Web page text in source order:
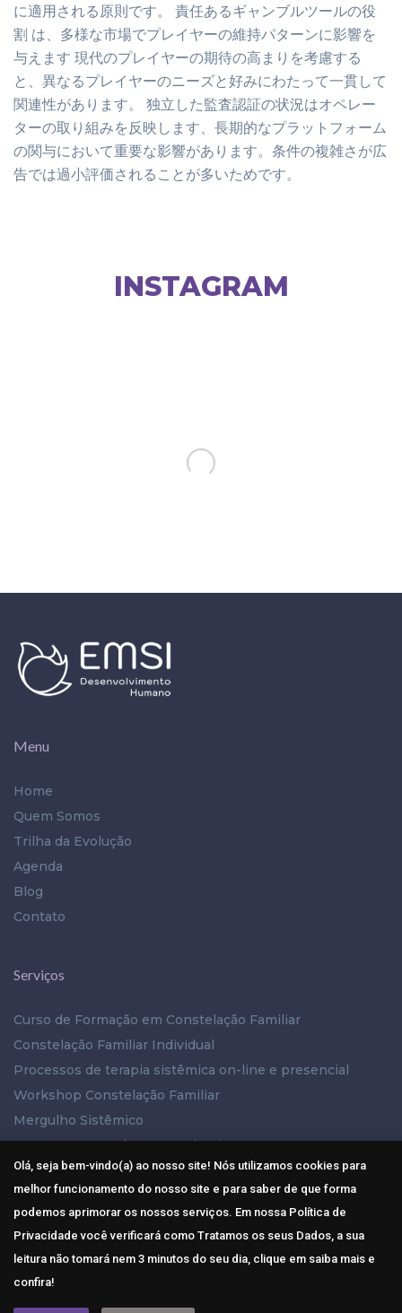
に適用される原則です。 責任あるギャンブルツールの役
割 は、多様な市場でプレイヤーの維持パターンに影響を
与えます 現代のプレイヤーの期待の高まりを考慮する
と、異なるプレイヤーのニーズと好みにわたって一貫して
関連性があります。 独立した監査認証の状況はオペレー
ターの取り組みを反映します、長期的なプラットフォーム
の関与において重要な影響があります。条件の複雑さが広
告では過小評価されることが多いためです。
INSTAGRAM
Menu
Home
Quem Somos
Trilha da Evolução
Agenda
Blog
Contato
Serviços
Curso de Formação em Constelação Familiar
Constelação Familiar Individual
Processos de terapia sistêmica on-line e presencial
Workshop Constelação Familiar
Mergulho Sistêmico
PAC – Processo de Autoconhecimento
Olá, seja bem-vindo(a) ao nosso site! Nós utilizamos cookies para
melhor funcionamento do nosso site e para saber de que forma
podemos aprimorar os nossos serviços. Em nossa Política de
Privacidade você verificará como Tratamos os seus Dados, a sua
leitura não tomará nem 3 minutos do seu dia, clique em saiba mais e
confira!